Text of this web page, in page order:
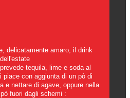
delicatamente amaro, il drink
dell'estate
tequila, lime e soda al
piace con aggiunta di un pò di
e nettare di agave, oppure nella
fuori dagli schemi :